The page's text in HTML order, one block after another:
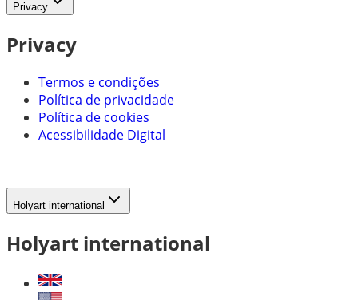
Privacy
Privacy
Termos e condições
Política de privacidade
Política de cookies
Acessibilidade Digital
Holyart international
Holyart international